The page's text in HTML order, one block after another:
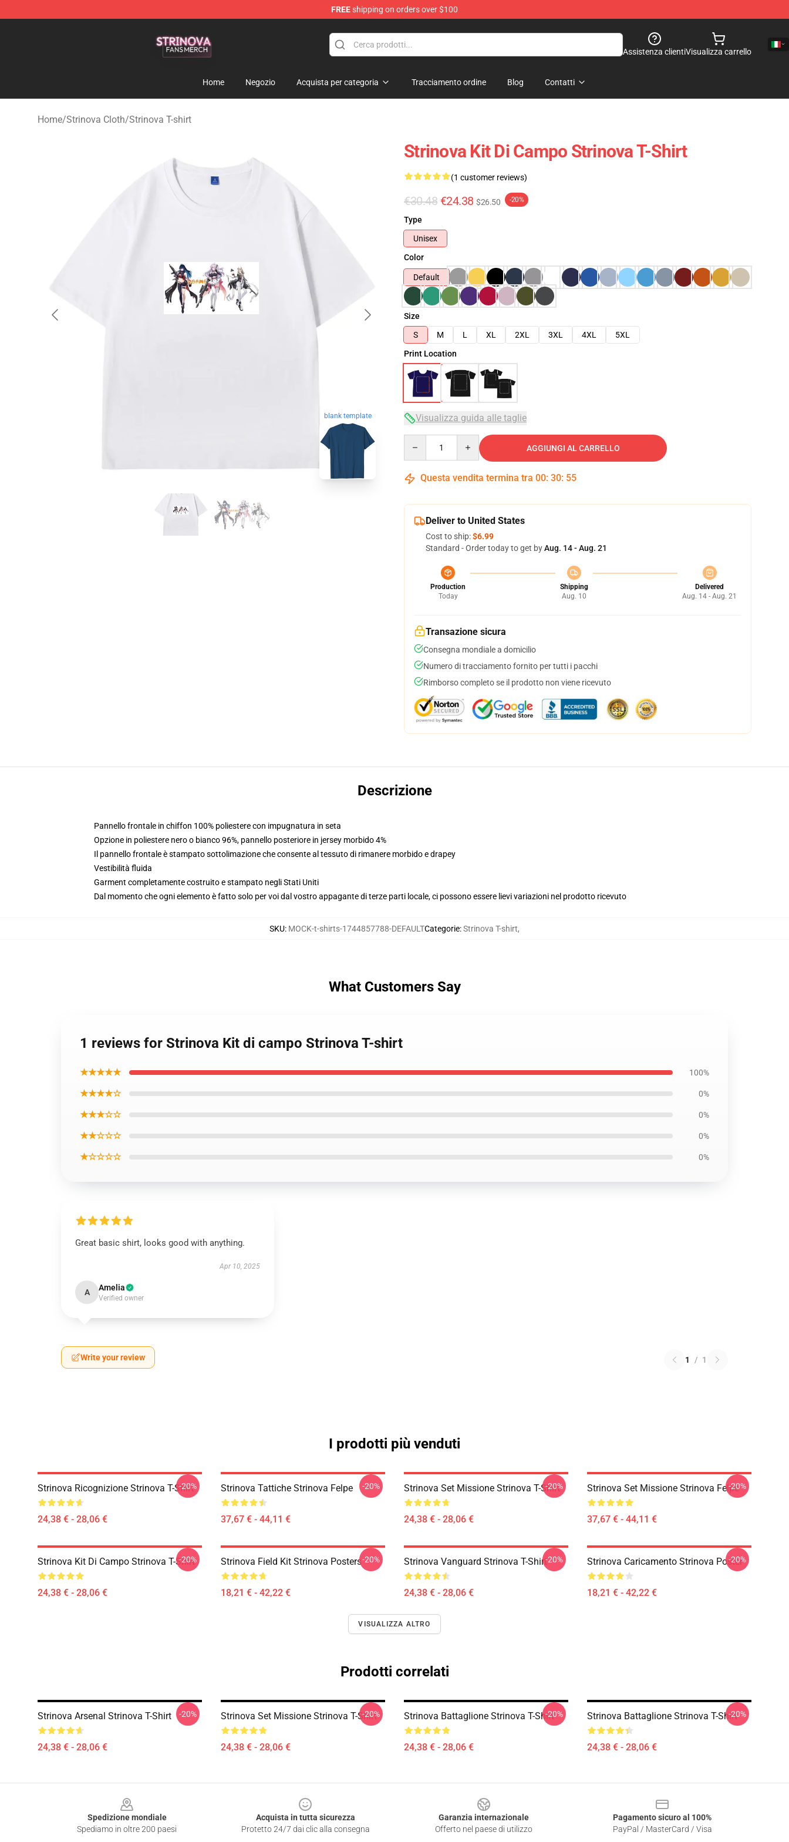
FREEshipping on orders over $100
Assistenza clientiVisualizza carrello
Home Negozio Acquista per categoria Tracciamento ordine Blog Contatti
Home/Strinova Cloth/Strinova T-shirt
blank template
Strinova Kit Di Campo Strinova T-Shirt
(1 customer reviews)
€30.48 €24.38 $26.50 -20%
Type
Unisex
Color
Default
Size
S
M L XL 2XL 3XL 4XL
5XL
Print Location
Visualizza guida alle taglie
AGGIUNGI AL CARRELLO
Questa vendita termina tra 00: 30: 54
Deliver to United States
Cost to ship:$6.99
Standard - Order today to get byAug. 14 - Aug. 21
Production
Today
Shipping
Aug. 10
Delivered
Aug. 14 - Aug. 21
Transazione sicura
Consegna mondiale a domicilio
Numero di tracciamento fornito per tutti i pacchi
Rimborso completo se il prodotto non viene ricevuto
Descrizione
Pannello frontale in chiffon 100% poliestere con impugnatura in seta
Opzione in poliestere nero o bianco 96%, pannello posteriore in jersey morbido 4%
Il pannello frontale è stampato sottolimazione che consente al tessuto di rimanere morbido e drapey
Vestibilità fluida
Garment completamente costruito e stampato negli Stati Uniti
Dal momento che ogni elemento è fatto solo per voi dal vostro appagante di terze parti locale, ci possono essere lievi variazioni nel prodotto ricevuto
SKU: MOCK-t-shirts-1744857788-DEFAULTCategorie:Strinova T-shirt,
What Customers Say
1 reviews for Strinova Kit di campo Strinova T-shirt
★★★★★ 100%
★★★★☆ 0%
★★★☆☆ 0%
★★☆☆☆ 0%
★☆☆☆☆ 0%
Great basic shirt, looks good with anything.
Apr 10, 2025
A Amelia
Verified owner
Write your review 1 / 1
I prodotti più venduti
Strinova Ricognizione Strinova T-Shirt
24,38 € - 28,06 €
-20% Strinova Tattiche Strinova Felpe
37,67 € - 44,11 €
-20% Strinova Set Missione Strinova T-Shirt
24,38 € - 28,06 €
-20% Strinova Set Missione Strinova Felpe
37,67 € - 44,11 €
-20%
Strinova Kit Di Campo Strinova T-Shirt
24,38 € - 28,06 €
-20% Strinova Field Kit Strinova Posters
18,21 € - 42,22 €
-20% Strinova Vanguard Strinova T-Shirt
24,38 € - 28,06 €
-20% Strinova Caricamento Strinova Poster
18,21 € - 42,22 €
-20%
VISUALIZZA ALTRO
Prodotti correlati
Strinova Arsenal Strinova T-Shirt
24,38 € - 28,06 €
-20% Strinova Set Missione Strinova T-Shirt
24,38 € - 28,06 €
-20% Strinova Battaglione Strinova T-Shirt
24,38 € - 28,06 €
-20% Strinova Battaglione Strinova T-Shirt
24,38 € - 28,06 €
-20%
Spedizione mondiale
Spediamo in oltre 200 paesi
Acquista in tutta sicurezza
Protetto 24/7 dai clic alla consegna
Garanzia internazionale
Offerto nel paese di utilizzo
Pagamento sicuro al 100%
PayPal / MasterCard / Visa